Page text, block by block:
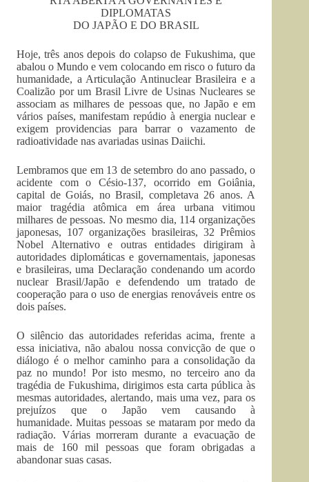
DIPLOMATAS
DO JAPÃO E DO BRASIL
Hoje, três anos depois do colapso de Fukushima, que
abalou o Mundo e vem colocando em risco o futuro da
humanidade, a Articulação Antinuclear Brasileira e a
Coalizão por um Brasil Livre de Usinas Nucleares se
associam as milhares de pessoas que, no Japão e em
vários países, manifestam repúdio à energia nuclear e
exigem providencias para barrar o vazamento de
radioatividade nas avariadas usinas Daiichi.
Lembramos que em 13 de setembro do ano passado, o
acidente com o Césio-137, ocorrido em Goiânia,
capital de Goiás, no Brasil, completava 26 anos. A
maior tragédia atômica em área urbana vitimou
milhares de pessoas. No mesmo dia, 114 organizações
japonesas, 107 organizações brasileiras, 32 Prêmios
Nobel Alternativo e outras entidades dirigiram à
autoridades diplomáticas e governamentais, japonesas
e brasileiras, uma Declaração condenando um acordo
nuclear Brasil/Japão e defendendo um tratado de
cooperação para o uso de energias renováveis entre os
dois países.
O silêncio das autoridades referidas acima, frente a
essa iniciativa, não abalou nossa convicção de que o
diálogo é o melhor caminho para a consolidação da
paz no mundo! Por isto mesmo, no terceiro ano da
tragédia de Fukushima, dirigimos esta carta pública às
mesmas autoridades, alertando, mais uma vez, para os
prejuízos que o Japão vem causando à
humanidade. Muitas pessoas se mataram por medo da
radiação. Várias morreram durante a evacuação de
mais de 160 mil pessoas que foram obrigadas a
abandonar suas casas.